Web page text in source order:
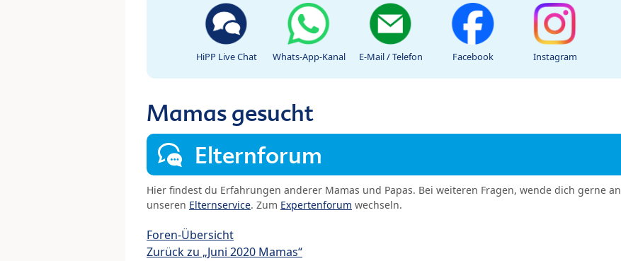
HiPP Live Chat Whats-App-Kanal E-Mail / Telefon Facebook Instagram
Mamas gesucht
Elternforum
Hier findest du Erfahrungen anderer Mamas und Papas. Bei weiteren Fragen, wende dich gerne an
unseren Elternservice. Zum Expertenforum wechseln.
Foren-Übersicht
Zurück zu „Juni 2020 Mamas“